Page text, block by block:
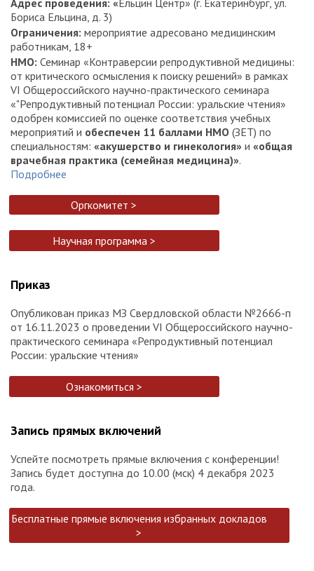
Бориса Ельцина, д. 3)
Ограничения: мероприятие адресовано медицинским
работникам, 18+
НМО: Семинар «Контраверсии репродуктивной медицины:
от критического осмысления к поиску решений» в рамках
VI Общероссийского научно-практического семинара
«"Репродуктивный потенциал России: уральские чтения»
одобрен комиссией по оценке соответствия учебных
мероприятий и обеспечен 11 баллами НМО (ЗЕТ) по
специальностям: «акушерство и гинекология» и «общая
врачебная практика (семейная медицина)».
Подробнее
Оргкомитет >
Научная программа >
Приказ
Опубликован приказ МЗ Свердловской области №2666-п
от 16.11.2023 о проведении VI Общероссийского научно-
практического семинара «Репродуктивный потенциал
России: уральские чтения»
Ознакомиться >
Запись прямых включений
Успейте посмотреть прямые включения с конференции!
Запись будет доступна до 10.00 (мск) 4 декабря 2023
года.
Бесплатные прямые включения избранных докладов
>